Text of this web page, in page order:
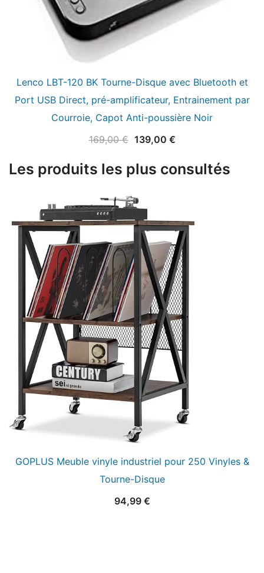
Lenco LBT-120 BK Tourne-Disque avec Bluetooth et
Port USB Direct, pré-amplificateur, Entrainement par
Courroie, Capot Anti-poussière Noir
169,00€ Le
initial
169,00 €.
139,00 €Le
actuel
Les produits les plus consultés
GOPLUS Meuble vinyle industriel pour 250 Vinyles &
Tourne-Disque
94,99 €